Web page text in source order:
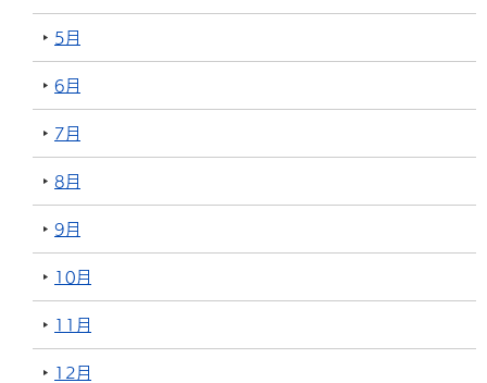
5月
6月
7月
8月
9月
10月
11月
12月